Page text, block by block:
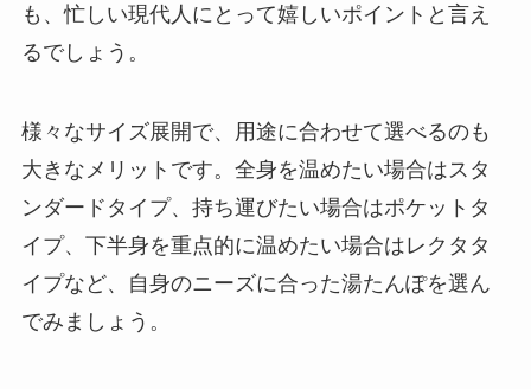
も、忙しい現代人にとって嬉しいポイントと言え
るでしょう。
様々なサイズ展開で、用途に合わせて選べるのも
大きなメリットです。全身を温めたい場合はスタ
ンダードタイプ、持ち運びたい場合はポケットタ
イプ、下半身を重点的に温めたい場合はレクタタ
イプなど、自身のニーズに合った湯たんぽを選ん
でみましょう。